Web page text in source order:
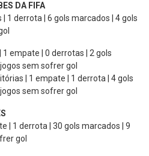
DA FIFA
1 derrota | 6 gols marcados | 4 gols
1 empate | 0 derrotas | 2 gols
sem sofrer gol
| 1 empate | 1 derrota | 4 gols
sem sofrer gol
| 1 derrota | 30 gols marcados | 9
gol